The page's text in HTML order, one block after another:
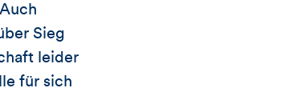
Sieg
leider
für sich